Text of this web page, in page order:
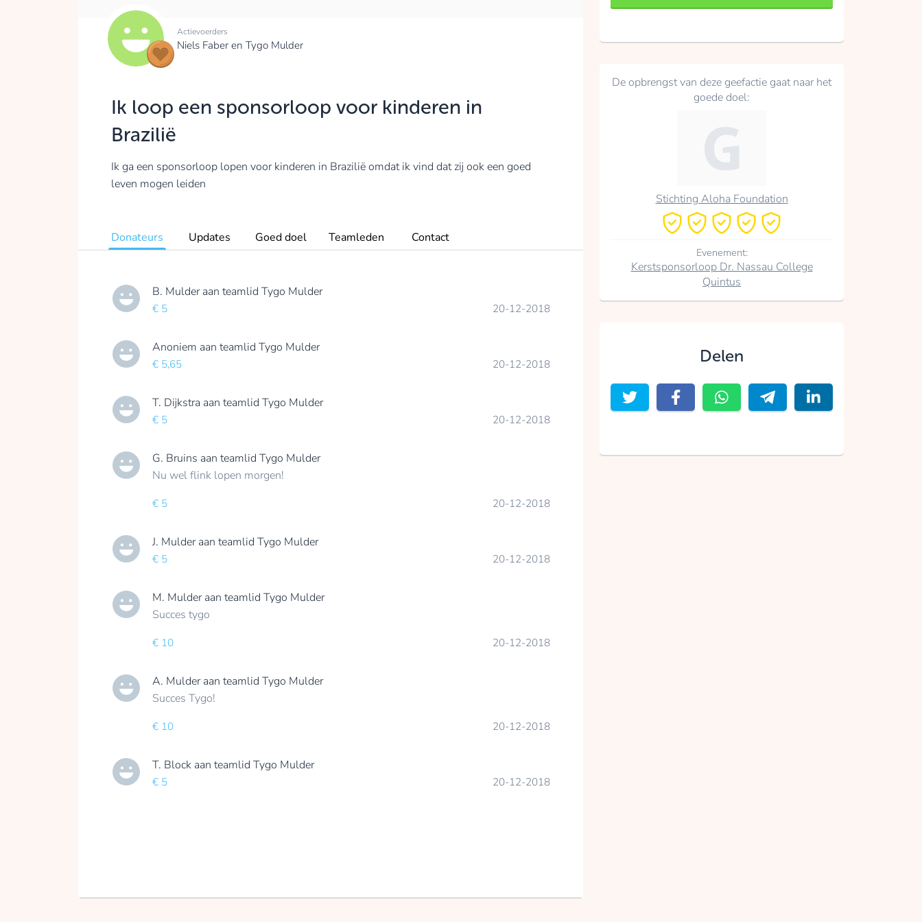
Actievoerders
Niels Faber en Tygo Mulder
Ik loop een sponsorloop voor kinderen in
Brazilië
Ik ga een sponsorloop lopen voor kinderen in Brazilië omdat ik vind dat zij ook een goed
leven mogen leiden
Donateurs Updates Goed doel Teamleden Contact
B. Mulderaan teamlid Tygo Mulder
€ 5 20-12-2018
Anoniem aan teamlid Tygo Mulder
€ 5,65 20-12-2018
T. Dijkstra aan teamlid Tygo Mulder
€ 5 20-12-2018
G. Bruins aan teamlid Tygo Mulder
Nu wel flink lopen morgen!
€ 5 20-12-2018
J. Mulderaan teamlid Tygo Mulder
€ 5 20-12-2018
M. Mulderaan teamlid Tygo Mulder
Succes tygo
€ 10 20-12-2018
A. Mulderaan teamlid Tygo Mulder
Succes Tygo!
€ 10 20-12-2018
T. Block aan teamlid Tygo Mulder
€ 5 20-12-2018
De opbrengst van deze geefactie gaat naar het
goede doel:
Stichting Aloha Foundation
Evenement:
Kerstsponsorloop Dr. Nassau College
Quintus
Delen